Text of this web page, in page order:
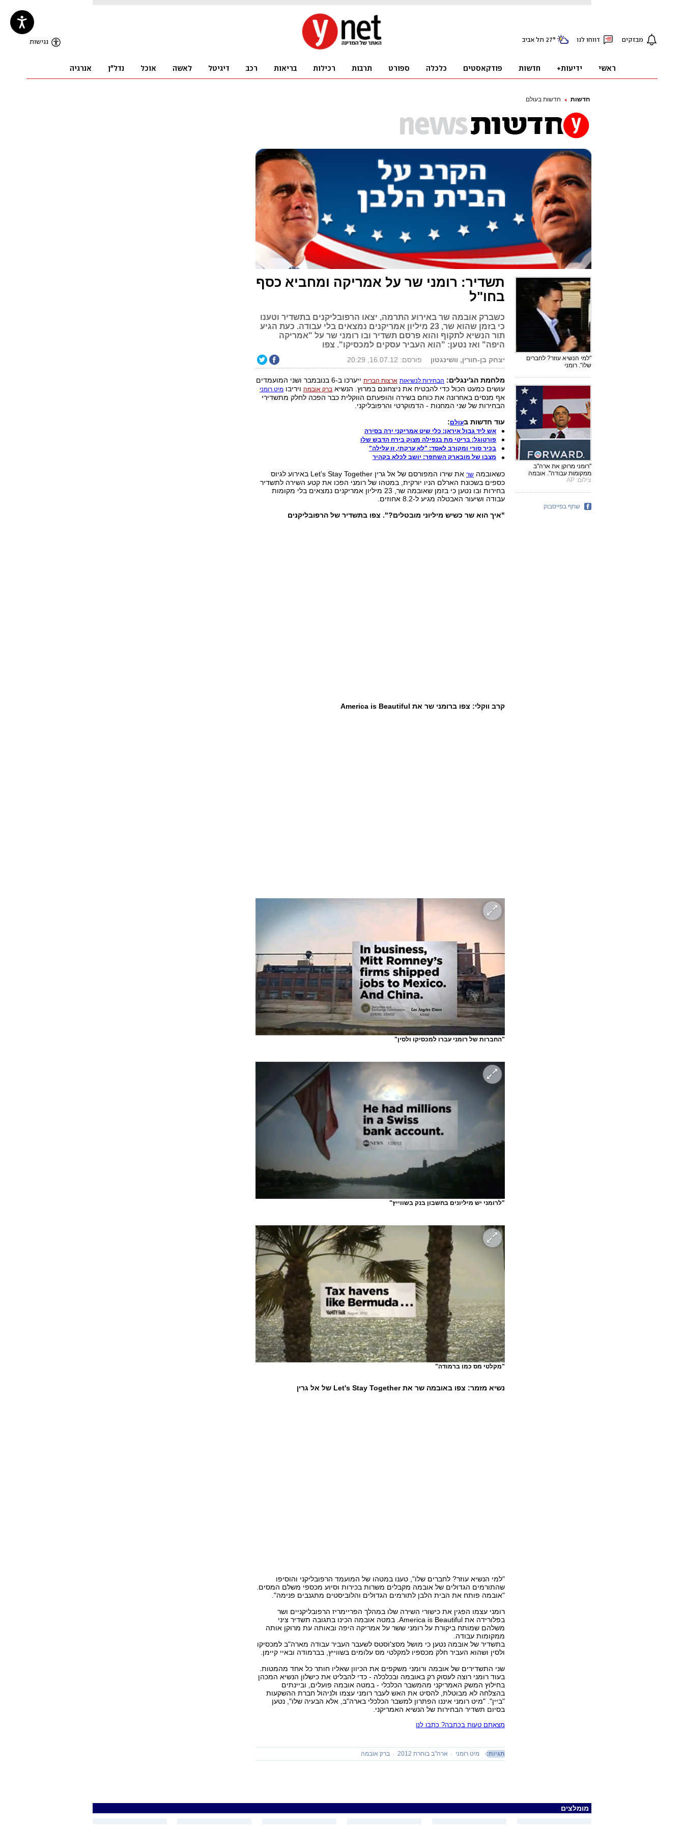
חדשות חדשות בעולם
תשדיר: רומני שר על אמריקה ומחביא כסף
בחו"ל
כשברק אובמה שר באירוע התרמה, יצאו הרפובליקנים בתשדיר וטענו
כי בזמן שהוא שר, 23 מיליון אמריקנים נמצאים בלי עבודה. כעת הגיע
תור הנשיא לתקוף והוא פרסם תשדיר ובו רומני שר על "אמריקה
היפה" ואז נטען: "הוא העביר עסקים למכסיקו". צפו
יצחק בן-חורין, וושינגטון פורסם: 16.07.12, 20:29
מלחמת הג'ינגלים: הבחירות לנשיאות ארצות הברית
ייערכו ב-6 בנובמבר ושני המועמדים
עושים כמעט הכול כדי להבטיח את ניצחונם במרוץ. הנשיא ברק אובמהויריבו מיט רומני
אף מנסים באחרונה את כוחם בשירה והופעתם הווקלית כבר הפכה לחלק מתשדירי
הבחירות של שני המחנות - הדמוקרטי והרפובליקני.
עוד חדשות בעולם:
אש ליד גבול איראן: כלי שיט אמריקני ירה בסירה
פורטוגל: בריטי מת בנפילה מצוק בירח הדבש שלו
בכיר סורי ומקורב לאסד: "לא ערקתי, זו עלילה"
מצבו של מובארק השתפר: יוּשב לכלא בקהיר
כשאובמה שר
את שירו המפורסם של אל גרין Let's Stay Together באירוע לגיוס
כספים בשכונת הארלם הניו יורקית, במטהו של רומני הפכו את קטע השירה לתשדיר
בחירות ובו נטען כי בזמן שאובמה שר, 23 מיליון אמריקנים נמצאים בלי מקומות
עבודה ושיעור האבטלה מגיע ל-8.2 אחוזים.
"איך הוא שר כשיש מיליוני מובטלים?". צפו בתשדיר של הרפובליקנים
קרב ווקלי: צפו ברומני שר את America is Beautiful
"החברות של רומני עברו למכסיקו ולסין"
"לרומני יש מיליונים בחשבון בנק בשווייץ"
"מקלטי מס כמו ברמודה"
נשיא מזמר: צפו באובמה שר את Let's Stay Together של אל גרין
"למי הנשיא עוזר? לחברים שלו", טענו במטהו של המועמד הרפובליקני והוסיפו
שהתורמים הגדולים של אובמה מקבלים משרות בכירות וסיוע מכספי משלם המסים.
"אובמה פותח את הבית הלבן לתורמים הגדולים והלוביסטים מתגנבים פנימה".
רומני עצמו הפגין את כישורי השירה שלו במהלך הפריימריז הרפובליקניים ושר
בפלורידה את America is Beautiful. במטה אובמה הכינו בתגובה תשדיר ציני
משלהם שמותח ביקורת על רומני ששר על אמריקה היפה ובאותה עת מרוקן אותה
ממקומות עבודה.
בתשדיר של אובמה נטען כי מושל מסצ'וסטס לשעבר העביר עבודה מארה"ב למכסיקו
ולסין ושהוא העביר חלק מכספיו למקלטי מס עלומים בשווייץ, בברמודה ובאיי קיימן.
שני התשדירים של אובמה ורומני משקפים את הכיוון שאליו חותר כל אחד מהמטות.
בעוד רומני רוצה לעסוק רק באובמה ובכלכלה - כדי להבליט את כישלון הנשיא המכהן
בחילוץ המשק האמריקני מהמשבר הכלכלי - במטה אובמה פועלים, וביינתים
בהצלחה לא מבוטלת, להסיט את האש לעבר רומני עצמו ולניהול חברת ההשקעות
"ביין". "מיט רומני איננו הפתרון למשבר הכלכלי בארה"ב, אלא הבעיה שלו", נטען
בסיום תשדיר הבחירות של הנשיא האמריקני.
מצאתם טעות בכתבה? כתבו לנו
תגיות: מיט רומני ארה"ב בוחרת 2012 ברק אובמה
"למי הנשיא עוזר? לחברים
שלו". רומני
"רומני מרוקן את ארה"ב
ממקומות עבודה". אובמה
צילום: AP
שתף בפייסבוק
מומלצים